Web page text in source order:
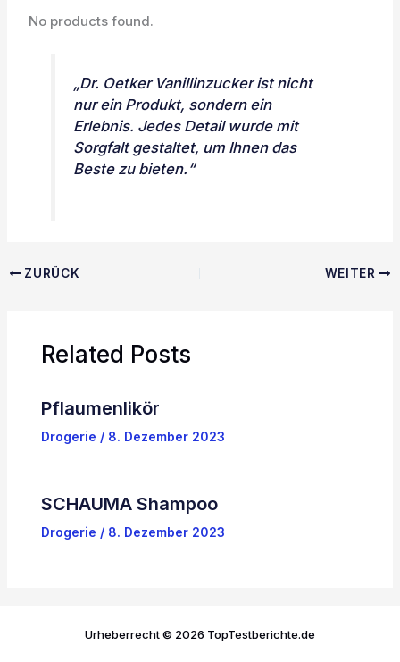
No products found.
„Dr. Oetker Vanillinzucker ist nicht
nur ein Produkt, sondern ein
Erlebnis. Jedes Detail wurde mit
Sorgfalt gestaltet, um Ihnen das
Beste zu bieten.“
ZURÜCK WEITER
Related Posts
Pflaumenlikör
Drogerie / 8. Dezember 2023
SCHAUMA Shampoo
Drogerie / 8. Dezember 2023
Urheberrecht © 2026 TopTestberichte.de